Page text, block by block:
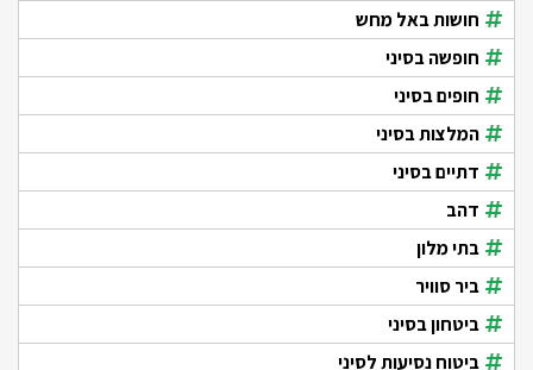
חושות באל מחש
חופשה בסיני
חופים בסיני
המלצות בסיני
דתיים בסיני
דהב
בתי מלון
ביר סוויר
ביטחון בסיני
ביטוח נסיעות לסיני